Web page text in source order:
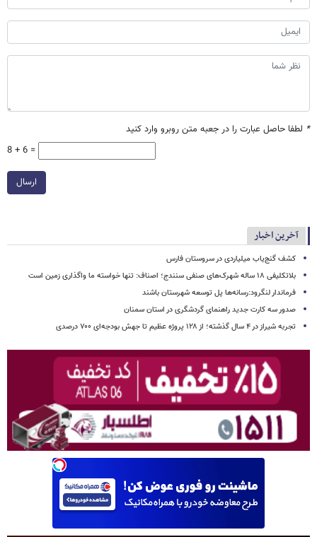
* لطفا حاصل عبارت را در جعبه متن روبرو وارد کنید
8 + 6 =
ارسال
آخرین اخبار
کشف گنج‌یاب میلیاردی در سروستان فارس
بلاتکلیفی ۱۸ ساله شهرک‌های صنفی سنندج؛ اصناف: تنها خواسته ما واگذاری زمین است
فرماندار لنگرود:رسانه‌ها پل توسعه شهرستان باشند
صدور سه کارت جدید راهنمای گردشگری در استان سمنان
تجربه شیراز در ۴ سال گذشته؛ از ۱۲۸ پروژه عظیم تا جهش بودجه‌ای ۷۰۰ درصدی